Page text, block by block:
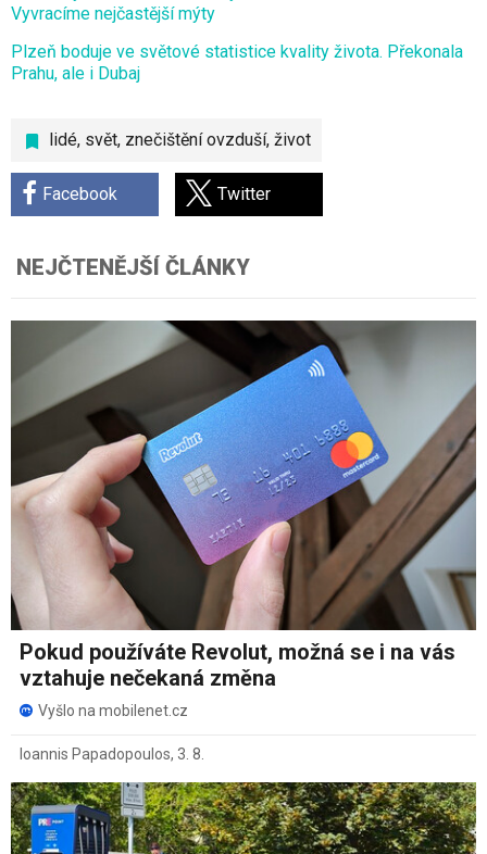
lidé, svět, znečištění ovzduší, život
Facebook Twitter
Vyvracíme nejčastější mýty
Plzeň boduje ve světové statistice kvality života. Překonala
Prahu, ale i Dubaj
NEJČTENĚJŠÍ ČLÁNKY
Pokud používáte Revolut, možná se i na vás
vztahuje nečekaná změna
Vyšlo na mobilenet.cz
Ioannis Papadopoulos, 3. 8.